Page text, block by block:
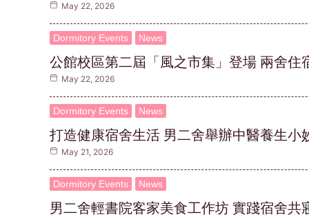
May 22, 2026
Dormitory Events News
公館校區第二屆「風之市集」登場 兩舍住
May 22, 2026
Dormitory Events News
打造健康宿舍生活 男二舍舉辦中醫養生小
May 21, 2026
Dormitory Events News
男二舍輕書院客家美食工作坊 實踐宿舍共